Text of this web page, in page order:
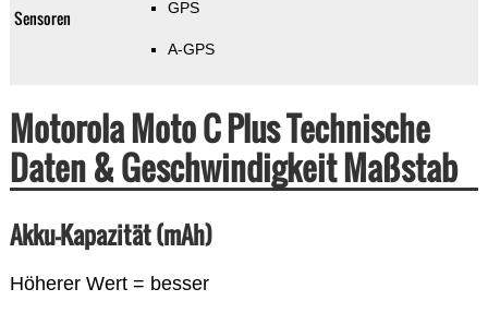
Sensoren GPS
A-GPS
Motorola Moto C Plus Technische
Daten & Geschwindigkeit Maßstab
Akku-Kapazität (mAh)
Höherer Wert = besser